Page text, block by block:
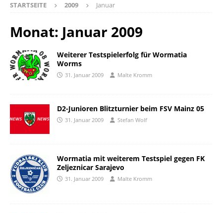
STARTSEITE 2009 Januar
Monat: Januar 2009
Weiterer Testspielerfolg für Wormatia
Worms
31. Januar 2009 Malte Kromm
D2-Junioren Blitzturnier beim FSV Mainz 05
31. Januar 2009 Stefan Wolf
Wormatia mit weiterem Testspiel gegen FK
Zeljeznicar Sarajevo
31. Januar 2009 Malte Kromm